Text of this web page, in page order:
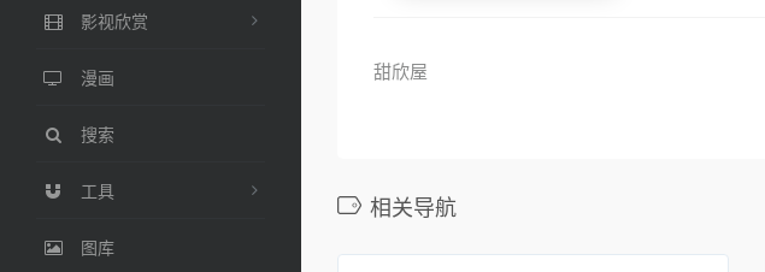
影视欣赏
漫画
搜索
工具
图库
甜欣屋
相关导航